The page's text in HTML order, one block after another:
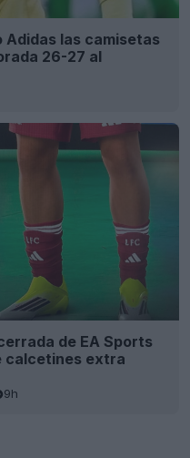
Adidas las camisetas
26-27 al
de EA Sports
calcetines extra
9h